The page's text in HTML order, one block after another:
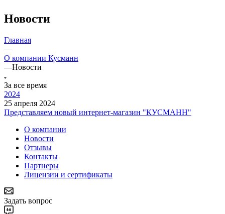
Новости
Главная
—
О компании Кусманн
—Новости
За все время
2024
25 апреля 2024
Представляем новый интернет-магазин "КУСМАНН"
О компании
Новости
Отзывы
Контакты
Партнеры
Лицензии и сертификаты
Задать вопрос